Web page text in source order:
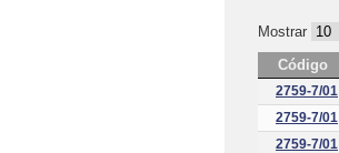
Mostrar
Código
2759-7/01
2759-7/01
2759-7/01